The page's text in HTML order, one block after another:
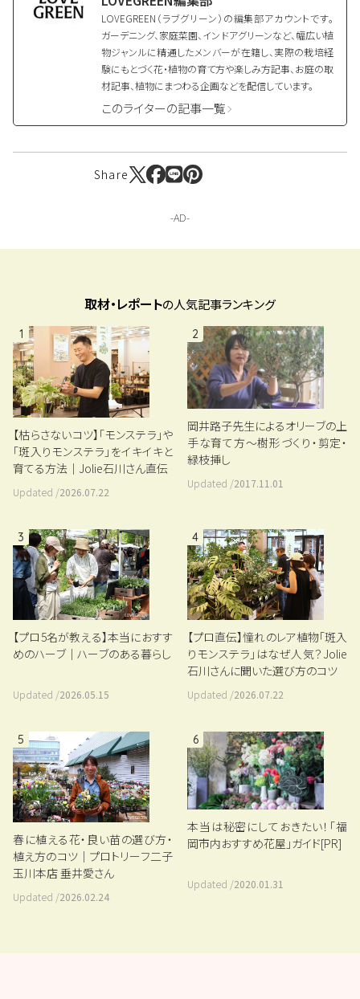
LOVEGREEN（ラブグリーン）の編集部アカウントです。
ガーデニング、家庭菜園、インドアグリーンなど、幅広い植
物ジャンルに精通したメンバーが在籍し、実際の栽培経
験にもとづく花・植物の育て方や楽しみ方記事、お庭の取
材記事、植物にまつわる企画などを配信しています。
このライターの記事一覧
Share
取材・レポートの人気記事ランキング
1
【枯らさないコツ】「モンステラ」や
「斑入りモンステラ」をイキイキと
育てる方法｜Jolie石川さん直伝
Updated /2026.07.22
2
岡井路子先生によるオリーブの上
手な育て方～樹形づくり・剪定・
緑枝挿し
Updated /2017.11.01
3
【プロ5名が教える】本当におすす
めのハーブ｜ハーブのある暮らし
Updated /2026.05.15
4
【プロ直伝】憧れのレア植物「斑入
りモンステラ」はなぜ人気？Jolie
石川さんに聞いた選び方のコツ
Updated /2026.07.22
5
春に植える花・良い苗の選び方・
植え方のコツ｜プロトリーフ二子
玉川本店 垂井愛さん
Updated /2026.02.24
6
本当は秘密にしておきたい！「福
岡市内おすすめ花屋」ガイド[PR]
Updated /2020.01.31